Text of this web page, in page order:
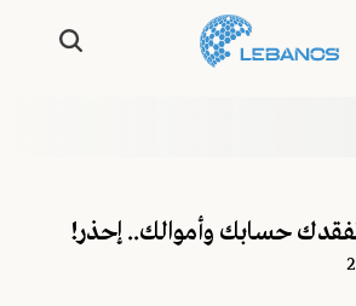
حسابك وأموالك.. إحذر!